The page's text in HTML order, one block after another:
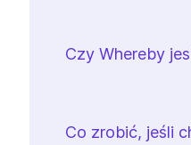
Czy Whereby
Co zrobić, jeśli